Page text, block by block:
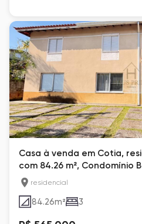
Casa à venda em Cotia,
com 84.26 m², Condomínio
residencial
84.26m² 3